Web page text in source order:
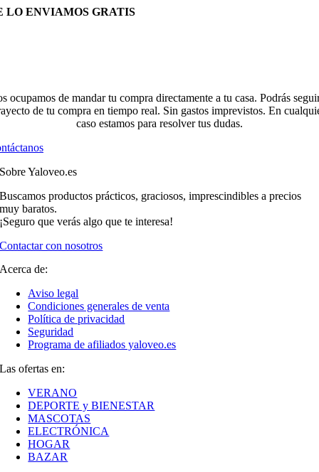
LO ENVIAMOS GRATIS
ocupamos de mandar tu compra directamente a tu casa. Podrás
de tu compra en tiempo real. Sin gastos imprevistos. En
caso estamos para resolver tus dudas.
Sobre Yaloveo.es
Buscamos productos prácticos, graciosos, imprescindibles a precios
muy baratos.
¡Seguro que verás algo que te interesa!
Contactar con nosotros
Acerca de:
Aviso legal
Condiciones generales de venta
Política de privacidad
Seguridad
Programa de afiliados yaloveo.es
Las ofertas en:
VERANO
DEPORTE y BIENESTAR
MASCOTAS
ELECTRÓNICA
HOGAR
BAZAR